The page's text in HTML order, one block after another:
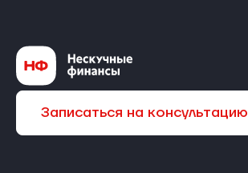
Записаться на консультацию